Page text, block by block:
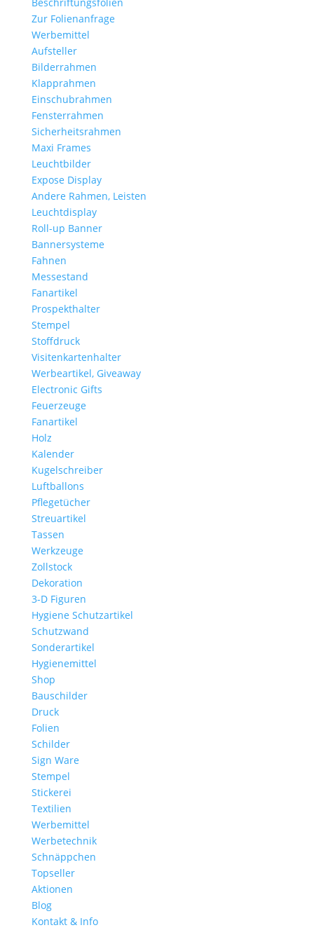
Zur Folienanfrage
Werbemittel
Aufsteller
Bilderrahmen
Klapprahmen
Einschubrahmen
Fensterrahmen
Sicherheitsrahmen
Maxi Frames
Leuchtbilder
Expose Display
Andere Rahmen, Leisten
Leuchtdisplay
Roll-up Banner
Bannersysteme
Fahnen
Messestand
Fanartikel
Prospekthalter
Stempel
Stoffdruck
Visitenkartenhalter
Werbeartikel, Giveaway
Electronic Gifts
Feuerzeuge
Fanartikel
Holz
Kalender
Kugelschreiber
Luftballons
Pflegetücher
Streuartikel
Tassen
Werkzeuge
Zollstock
Dekoration
3-D Figuren
Hygiene Schutzartikel
Schutzwand
Sonderartikel
Hygienemittel
Shop
Bauschilder
Druck
Folien
Schilder
Sign Ware
Stempel
Stickerei
Textilien
Werbemittel
Werbetechnik
Schnäppchen
Topseller
Aktionen
Blog
Kontakt & Info